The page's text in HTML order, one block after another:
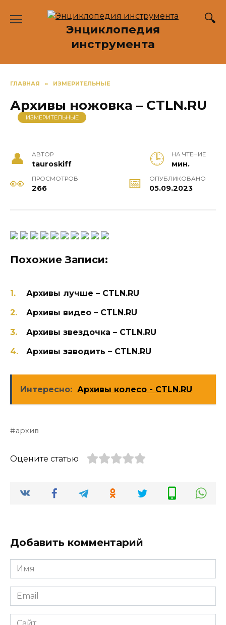
Энциклопедия
инструмента
ГЛАВНАЯ » ИЗМЕРИТЕЛЬНЫЕ
Архивы ножовка – CTLN.RU
ИЗМЕРИТЕЛЬНЫЕ
АВТОР
tauroskiff
НА ЧТЕНИЕ
мин.
ПРОСМОТРОВ
266
ОПУБЛИКОВАНО
05.09.2023
Похожие Записи:
Архивы лучше – CTLN.RU
Архивы видео – CTLN.RU
Архивы звездочка – CTLN.RU
Архивы заводить – CTLN.RU
Интересно: Архивы колесо - CTLN.RU
архив
Оцените статью
Добавить комментарий
Имя
*
Email
*
Сайт